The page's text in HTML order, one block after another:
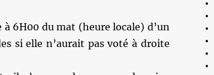
à 6H00 du mat (heure locale) d’un
si elle n’aurait pas voté à droite